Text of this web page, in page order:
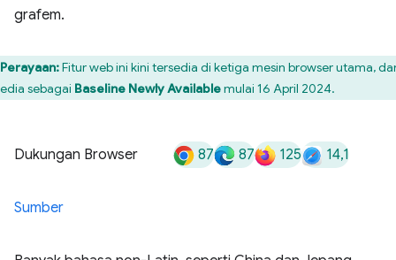
grafem.
Perayaan:Fitur web ini kini tersedia di ketiga mesin browser utama,
sebagai Baseline Newly Availablemulai 16 April 2024.
Dukungan Browser 87 87 125 14,1
Sumber